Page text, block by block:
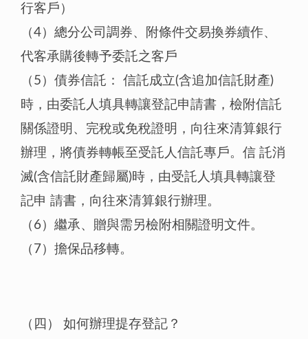
行客戶）
（4）總分公司調券、附條件交易換券續作、
代客承購後轉予委託之客戶
（5）債券信託： 信託成立(含追加信託財產)
時，由委託人填具轉讓登記申請書，檢附信託
關係證明、完稅或免稅證明，向往來清算銀行
辦理，將債券轉帳至受託人信託專戶。信 託消
滅(含信託財產歸屬)時，由受託人填具轉讓登
記申 請書，向往來清算銀行辦理。
（6）繼承、贈與需另檢附相關證明文件。
（7）擔保品移轉。
（四） 如何辦理提存登記？